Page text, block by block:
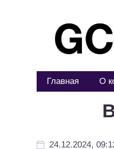
Главная О
24.12.2024,